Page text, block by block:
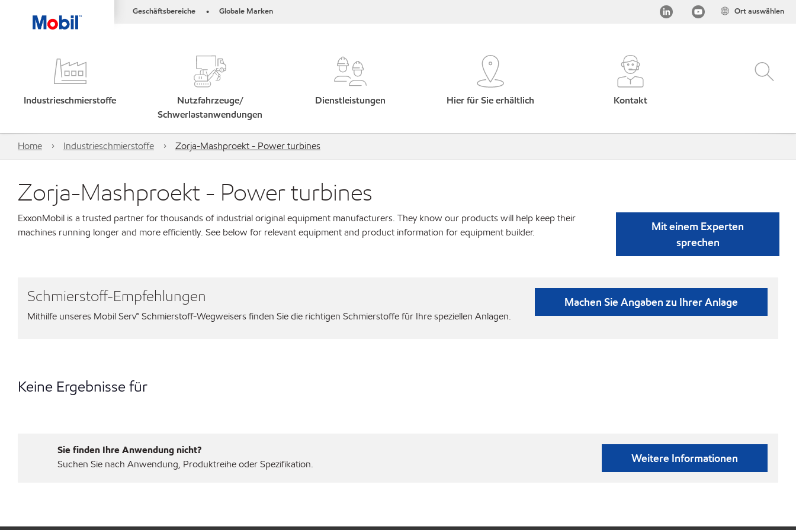
Geschäftsbereiche • Globale Marken Ort auswählen
Industrieschmierstoffe
Nutzfahrzeuge/
Schwerlastanwendungen
Dienstleistungen Hier für Sie erhältlich Kontakt
Home Industrieschmierstoffe Zorja-Mashproekt - Power turbines
Zorja-Mashproekt - Power turbines
ExxonMobil is a trusted partner for thousands of industrial original equipment manufacturers. They know our products will help keep their
machines running longer and more efficiently. See below for relevant equipment and product information for equipment builder.
Mit einem Experten
sprechen
Schmierstoff-Empfehlungen
Mithilfe unseres Mobil Serv℠ Schmierstoff-Wegweisers finden Sie die richtigen Schmierstoffe für Ihre speziellen Anlagen.
Machen Sie Angaben zu Ihrer Anlage
Keine Ergebnisse für
Sie finden Ihre Anwendung nicht?
Suchen Sie nach Anwendung, Produktreihe oder Spezifikation.
Weitere Informationen